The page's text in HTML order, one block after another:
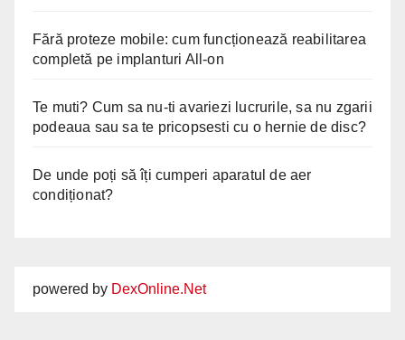
Fără proteze mobile: cum funcționează reabilitarea
completă pe implanturi All-on
Te muti? Cum sa nu-ti avariezi lucrurile, sa nu zgarii
podeaua sau sa te pricopsesti cu o hernie de disc?
De unde poți să îți cumperi aparatul de aer
condiționat?
powered by DexOnline.Net